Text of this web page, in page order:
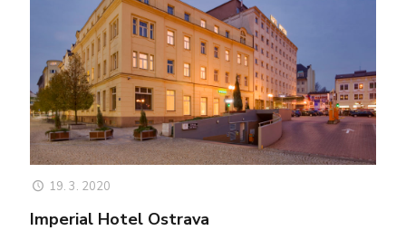
19. 3. 2020
Imperial Hotel Ostrava